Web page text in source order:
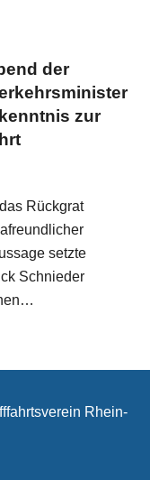
der
zur
Rückgrat
setzte
Schnieder
Rhein-